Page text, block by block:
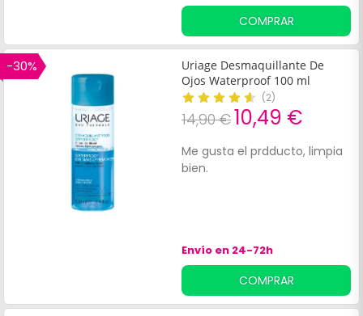
COMPRAR
-30%
Uriage Desmaquillante De
Ojos Waterproof 100 ml
(2)
14,90 €10,49 €
Me gusta el prdducto, limpia
bien.
Envío en 24-72h
COMPRAR